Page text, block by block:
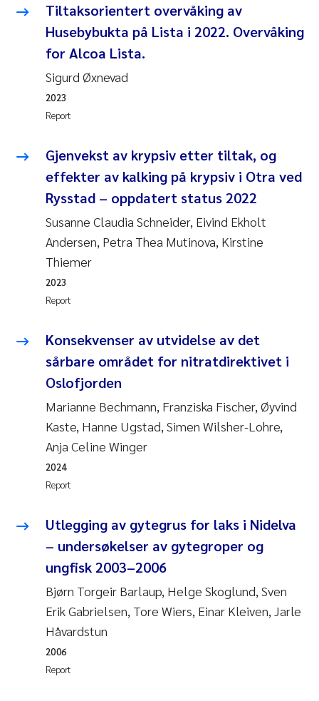
Valentina Elena Tartiu
Tânia Cristina Gomes
Sondre Meland
Thorjørn Larssen
Pål Molander
Merete Schøyen
Elisabeth Støhle Rødland
Aina Charlotte Wennberg
Camilla With Fagerli
Adam David Lillicrap
Ashenafi Seifu Gragne
Jan-Erik Thrane
Ana Catarina Almeida
Liv Bente Skancke
André Staalstrøm
Tiltaksorientert overvåking av
Husebybukta på Lista i 2022. Overvåking
for Alcoa Lista.
Sigurd Øxnevad
Report
2023
Gjenvekst av krypsiv etter tiltak, og
effekter av kalking på krypsiv i Otra ved
Rysstad – oppdatert status 2022
Susanne Claudia Schneider, Eivind Ekholt
Andersen, Petra Thea Mutinova, Kirstine
Thiemer
Report
2023
Konsekvenser av utvidelse av det
sårbare området for nitratdirektivet i
Oslofjorden
Marianne Bechmann, Franziska Fischer, Øyvind
Kaste, Hanne Ugstad, Simen Wilsher-Lohre,
Anja Celine Winger
Report
2024
Utlegging av gytegrus for laks i Nidelva
– undersøkelser av gytegroper og
ungfisk 2003–2006
Bjørn Torgeir Barlaup, Helge Skoglund, Sven
Erik Gabrielsen, Tore Wiers, Einar Kleiven, Jarle
Håvardstun
Report
2006